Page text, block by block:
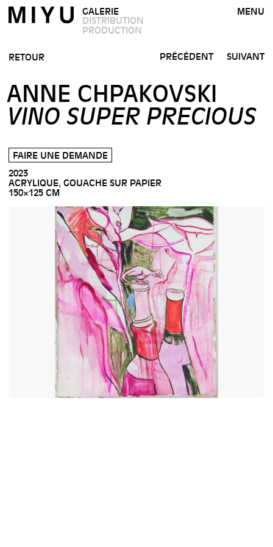
GALERIE
DISTRIBUTION
PRODUCTION
MENU
RETOUR
ANNE CHPAKOVSKI
VINO SUPER PRECIOUS
FAIRE UNE DEMANDE
2023
ACRYLIQUE, GOUACHE SUR PAPIER
150×125 CM
PRÉCÉDENT SUIVANT